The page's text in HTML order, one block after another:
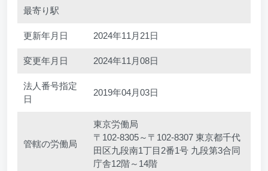
最寄り駅
更新年月日 2024年11月21日
変更年月日 2024年11月08日
法人番号指定
日
2019年04月03日
管轄の労働局
東京労働局
〒102-8305～〒102-8307 東京都千代
田区九段南1丁目2番1号 九段第3合同
庁舎12階～14階